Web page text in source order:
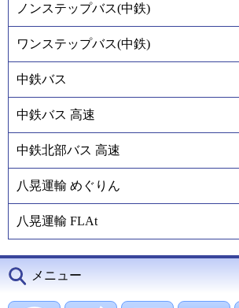
ノンステップバス(中鉄)
ワンステップバス(中鉄)
中鉄バス
中鉄バス 高速
中鉄北部バス 高速
八晃運輸 めぐりん
八晃運輸 FLAt
メニュー